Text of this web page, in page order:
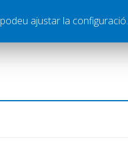
ajustar la configuració.